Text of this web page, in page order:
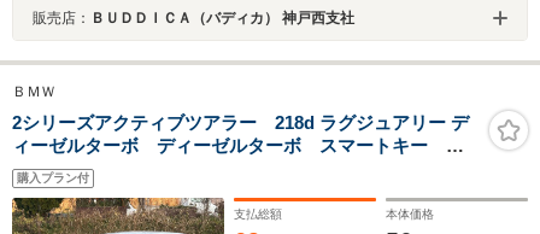
販売店： ＢＵＤＤＩＣＡ（バディカ） 神戸西支社
ＢＭＷ
2シリーズアクティブツアラー 218d ラグジュアリー デ
ィーゼルターボ ディーゼルターボ スマートキー プ
ッシュスタート 革シート シートヒーター 純正ナ
ビ バックカメラ ETC ドラレコ
購入プラン付
支払総額 本体価格